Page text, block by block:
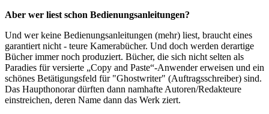
Aber wer liest schon Bedienungsanleitungen?
Und wer keine Bedienungsanleitungen (mehr) liest, braucht eines
garantiert nicht - teure Kamerabücher. Und doch werden derartige
Bücher immer noch produziert. Bücher, die sich nicht selten als
Paradies für versierte „Copy and Paste“-Anwender erweisen und ein
schönes Betätigungsfeld für "Ghostwriter" (Auftragsschreiber) sind.
Das Haupthonorar dürften dann namhafte Autoren/Redakteure
einstreichen, deren Name dann das Werk ziert.